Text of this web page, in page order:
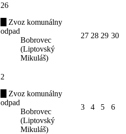
26
Zvoz komunálny
odpad
Bobrovec
(Liptovský
Mikuláš)
27 28 29 30
2
Zvoz komunálny
odpad
Bobrovec
(Liptovský
Mikuláš)
3 4 5 6